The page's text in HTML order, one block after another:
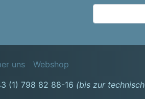
Direkt
uns
Webshop
(1) 798 82 88-16 (bis zur